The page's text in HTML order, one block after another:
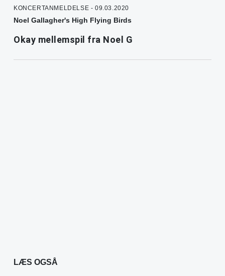
KONCERTANMELDELSE - 09.03.2020
Noel Gallagher's High Flying Birds
Okay mellemspil fra Noel G
LÆS OGSÅ